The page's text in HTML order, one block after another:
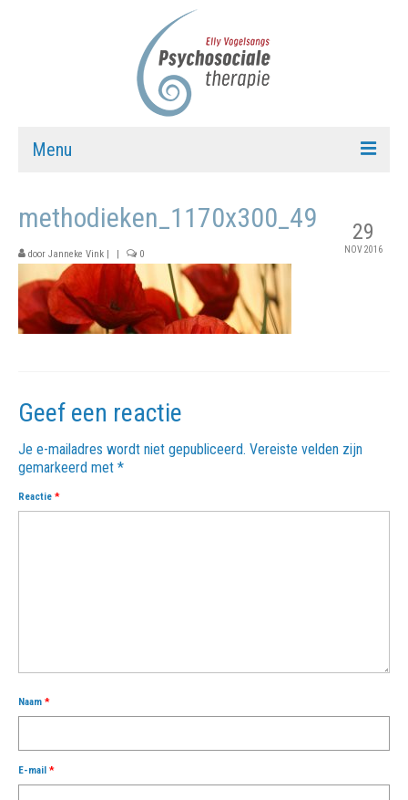
Menu
AANBOD
OVER THERAPIE
OM VERDER TE VERDIEPEN
OVER ELLY
29
NOV 2016
methodieken_1170x300_49
door Janneke Vink | | 0
Geef een reactie
Je e-mailadres wordt niet gepubliceerd. Vereiste velden zijn
gemarkeerd met *
Reactie *
Naam *
E-mail *